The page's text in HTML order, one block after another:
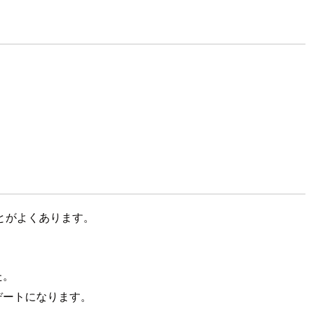
よくあります。
トになります。